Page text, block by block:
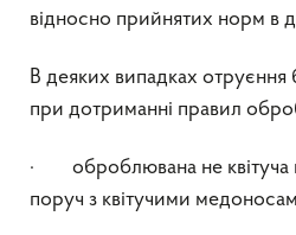
відносно прийнятих норм в
В деяких випадках отруєння
при дотриманні правил
· оброблювана не квітуча
поруч з квітучими